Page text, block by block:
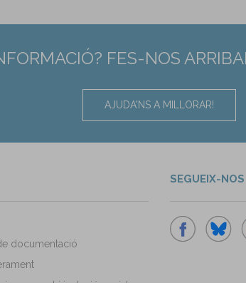
FES-NOS
AJUDA'NS A MILLORAR!
documentació
SEGUEIX-NOS